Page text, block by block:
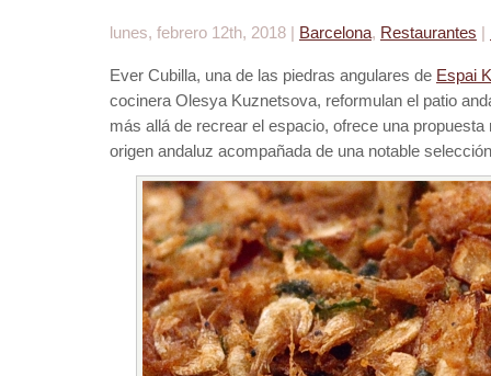
lunes, febrero 12th, 2018 | Barcelona, Restaurantes |
Ever Cubilla, una de las piedras angulares de Espai
cocinera Olesya Kuznetsova, reformulan el patio
más allá de recrear el espacio, ofrece una
origen andaluz acompañada de una notable